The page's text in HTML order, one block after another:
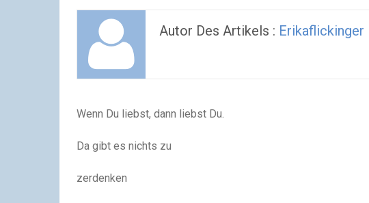
Autor Des Artikels : Erikaflickinger
Wenn Du liebst, dann liebst Du.
Da gibt es nichts zu
zerdenken